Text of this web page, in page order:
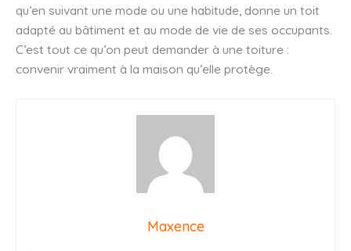
qu’en suivant une mode ou une habitude, donne un toit
adapté au bâtiment et au mode de vie de ses occupants.
C’est tout ce qu’on peut demander à une toiture :
convenir vraiment à la maison qu’elle protège.
Maxence